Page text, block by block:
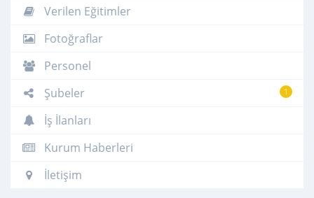
Verilen Eğitimler
Fotoğraflar
Personel
1
Şubeler
İş İlanları
Kurum Haberleri
İletişim